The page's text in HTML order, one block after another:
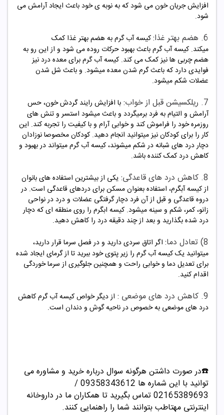
افزایش جریان خون می شود که به نوبه ی خود باعث ایجاد آرامش می
شود.
6. هضم بهتر غذا:
کیسه آب گرم به هضم بهتر غذا کمک
میکند. کیسه آب گرم باعث بهبود حرکات روده می شود و از این رو به
هضم چربی ها نیز کمک می کند. کیسه آب گرم برای معده درد نیز
فوایدی دارد که باعث گرم شدن معده میشود. و باعث شل شدن
عضلات شکم میشود.
7. ریلکسیشن قبل از خواب:
با افزایش رایند گردش خون، حس
آرامش و التیام به فرد برمیگردد و باعث میشود استسر و تنش های
روزمره خود را فراموش کند و خوابی آرام و با کیفیت را تجربه کند. این
کار را برای کودکان نیز میتوانید انجام دهید. کودکان مخصوصا نوزادان
دچار درد های شبانه در شکم میشوند، کیسه آب گرم میتواند در بهبود و
کاهش درد کمک کننده باشد.
8. کاهش درد های قاعدگی:
یکی از بیشترین استفاده های بانوان
از کیسه آبگرم، استفاده بعنوان مسکن برای دردهای قاعدگی است. در
دروه قاعدگی و قبل از آن فرد دچار گرفتگی عضلات و درد در نواحی
زانو، کمر، شکم و سینه میشود. کیسه ابگرم را روی منطقه ای که دچار
درد شده بگذارید و بعد از چند دقیقه درد را کاهش دهید.
8) تعادل دما:
اگر اتاق سردی دارید و در فصل سرما قرار دارید،
میتوانید یک کیسه آب گرم را زیر پتوی خود ببرید تا از گرمای ایجاد شده
برای تعدیل دما و خوابی راحت و همچنین جلوگیری از سرما خوردگی
اقدام کنید.
9. کاهش درد های موضعی :
از دیگر خواص کیسه آب گرم کاهش
درد های موضعی به خصوص در ناحیه گوش و دندان است.
☎️در صورت داشتن هرگونه سوال درباره خرید و مشاوره می
توانید با این شماره ها 09358343612 /
02165389693تماس بگیرید تا همکاران ما در داروخانه
اینترنتی مهتاطب بتوانند شما را راهنمایی کنند.